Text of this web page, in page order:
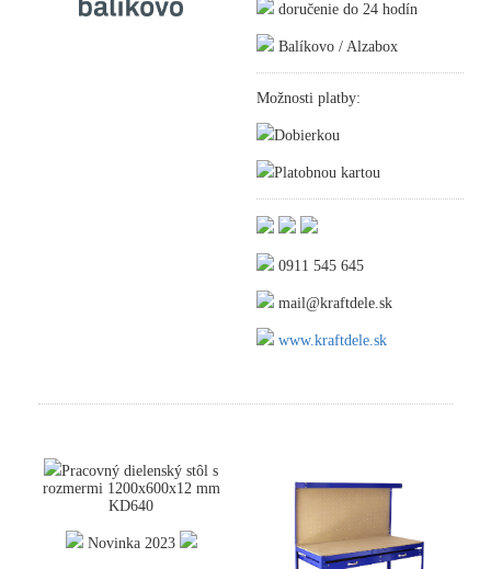
doručenie do 24 hodín
Balíkovo / Alzabox
Možnosti platby:
Dobierkou
Platobnou kartou
0911 545 645
mail@kraftdele.sk
www.kraftdele.sk
Pracovný dielenský stôl s
rozmermi 1200x600x12 mm
KD640
Novinka 2023